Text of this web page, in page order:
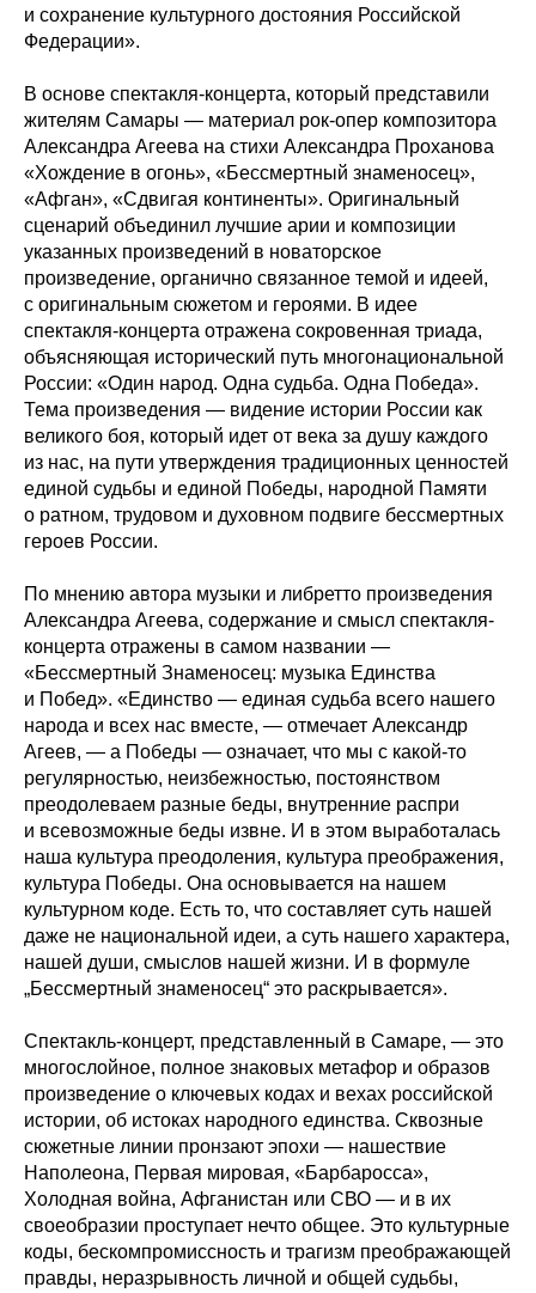
и сохранение культурного достояния Российской
Федерации».
В основе спектакля-концерта, который представили
жителям Самары — материал рок-опер композитора
Александра Агеева на стихи Александра Проханова
«Хождение в огонь», «Бессмертный знаменосец»,
«Афган», «Сдвигая континенты». Оригинальный
сценарий объединил лучшие арии и композиции
указанных произведений в новаторское
произведение, органично связанное темой и идеей,
с оригинальным сюжетом и героями. В идее
спектакля-концерта отражена сокровенная триада,
объясняющая исторический путь многонациональной
России: «Один народ. Одна судьба. Одна Победа».
Тема произведения — видение истории России как
великого боя, который идет от века за душу каждого
из нас, на пути утверждения традиционных ценностей
единой судьбы и единой Победы, народной Памяти
о ратном, трудовом и духовном подвиге бессмертных
героев России.
По мнению автора музыки и либретто произведения
Александра Агеева, содержание и смысл спектакля-
концерта отражены в самом названии —
«Бессмертный Знаменосец: музыка Единства
и Побед». «Единство — единая судьба всего нашего
народа и всех нас вместе, — отмечает Александр
Агеев, — а Победы — означает, что мы с какой-то
регулярностью, неизбежностью, постоянством
преодолеваем разные беды, внутренние распри
и всевозможные беды извне. И в этом выработалась
наша культура преодоления, культура преображения,
культура Победы. Она основывается на нашем
культурном коде. Есть то, что составляет суть нашей
даже не национальной идеи, а суть нашего характера,
нашей души, смыслов нашей жизни. И в формуле
„Бессмертный знаменосец“ это раскрывается».
Спектакль-концерт, представленный в Самаре, — это
многослойное, полное знаковых метафор и образов
произведение о ключевых кодах и вехах российской
истории, об истоках народного единства. Сквозные
сюжетные линии пронзают эпохи — нашествие
Наполеона, Первая мировая, «Барбаросса»,
Холодная война, Афганистан или CВО — и в их
своеобразии проступает нечто общее. Это культурные
коды, бескомпромиссность и трагизм преображающей
правды, неразрывность личной и общей судьбы,